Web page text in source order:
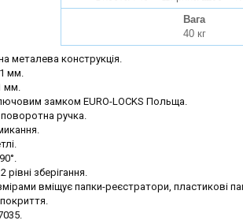
Вага
40 кг
металева конструкція.
мм.
мм.
замком EURO-LOCKS Польща.
ручка.
зберігання.
вміщує папки-реєстратори, пластикові